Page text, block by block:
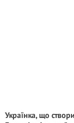
Українка, що